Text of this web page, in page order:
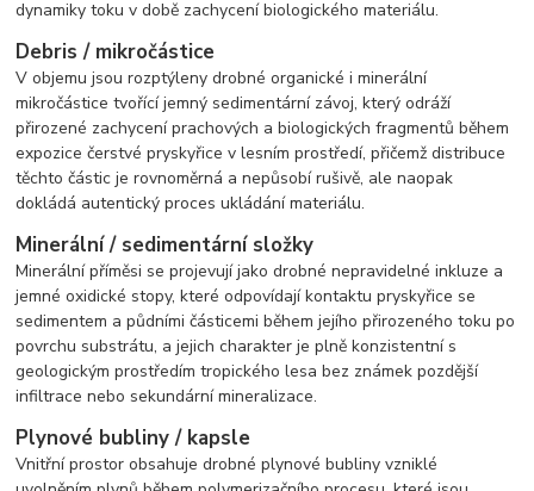
dynamiky toku v době zachycení biologického materiálu.
Debris / mikročástice
V objemu jsou rozptýleny drobné organické i minerální
mikročástice tvořící jemný sedimentární závoj, který odráží
přirozené zachycení prachových a biologických fragmentů během
expozice čerstvé pryskyřice v lesním prostředí, přičemž distribuce
těchto částic je rovnoměrná a nepůsobí rušivě, ale naopak
dokládá autentický proces ukládání materiálu.
Minerální / sedimentární složky
Minerální příměsi se projevují jako drobné nepravidelné inkluze a
jemné oxidické stopy, které odpovídají kontaktu pryskyřice se
sedimentem a půdními částicemi během jejího přirozeného toku po
povrchu substrátu, a jejich charakter je plně konzistentní s
geologickým prostředím tropického lesa bez známek pozdější
infiltrace nebo sekundární mineralizace.
Plynové bubliny / kapsle
Vnitřní prostor obsahuje drobné plynové bubliny vzniklé